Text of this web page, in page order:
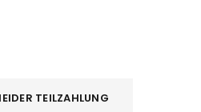
TEILZAHLUNG